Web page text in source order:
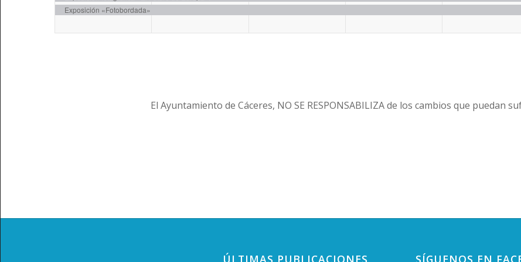
Exposición «Fotobordada»
El Ayuntamiento de Cáceres, NO SE RESPONSABILIZA de los cambios que puedan
ÚLTIMAS PUBLICACIONES SÍGUENOS EN